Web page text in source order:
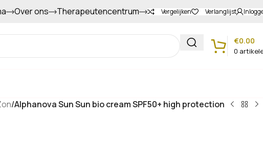
Gapers sparen voor extra korting
Over ons Therapeutencentrum Vergelijken Verlanglijst
0
€0.00
/Alphanova Sun Sun bio cream SPF50+ high protection